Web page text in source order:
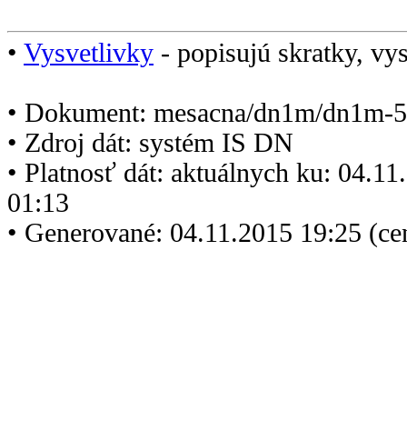
• Vysvetlivky - popisujú skratky,
• Dokument: mesacna/dn1m/dn1m-
• Zdroj dát: systém IS DN
• Platnosť dát: aktuálnych ku:
01:13
• Generované: 04.11.2015 19:25